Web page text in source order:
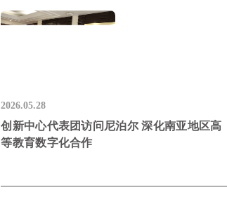
2026.05.28
创新中心代表团访问尼泊尔 深化南亚地区高
等教育数字化合作